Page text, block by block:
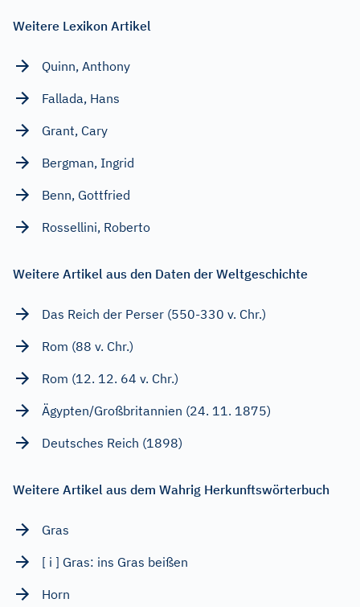
Weitere Lexikon Artikel
Quinn, Anthony
Fallada, Hans
Grant, Cary
Bergman, Ingrid
Benn, Gottfried
Rossellini, Roberto
Weitere Artikel aus den Daten der Weltgeschichte
Das Reich der Perser (550-330 v. Chr.)
Rom (88 v. Chr.)
Rom (12. 12. 64 v. Chr.)
Ägypten/Großbritannien (24. 11. 1875)
Deutsches Reich (1898)
Weitere Artikel aus dem Wahrig Herkunftswörterbuch
Gras
[ i ] Gras: ins Gras beißen
Horn